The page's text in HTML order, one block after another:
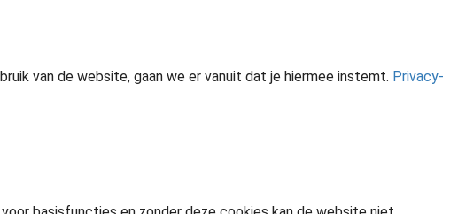
van de website, gaan we er vanuit dat je hiermee instemt. Privacy-